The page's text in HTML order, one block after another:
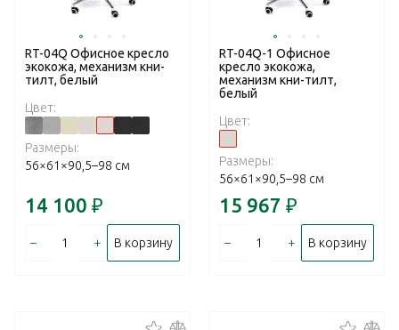
RT-04Q Офисное кресло
экокожа, механизм кни-
тилт, белый
Цвет:
Размеры:
56×61×90,5–98 см
14 100 ₽
– + В корзину
RT-04Q-1 Офисное
кресло экокожа,
механизм кни-тилт,
белый
Цвет:
Размеры:
56×61×90,5–98 см
15 967 ₽
– + В корзину